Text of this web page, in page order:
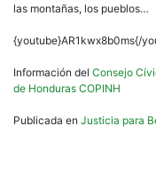
las montañas, los pueblos…
{youtube}AR1kwx8b0ms{/
Información del Consejo
de Honduras COPINH
Publicada en Justicia para